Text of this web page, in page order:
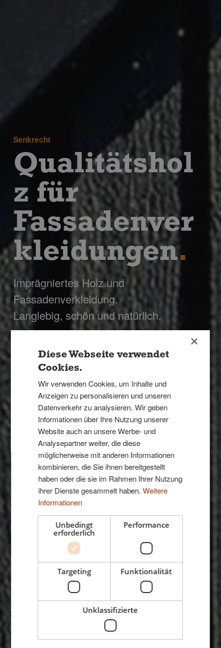
Senkrecht
Qualitätshol
z für
Fassadenver
kleidungen.
Imprägniertes Holz und
Fassadenverkleidung.
Langlebig, schön und natürlich.
×
Diese Webseite verwendet
Cookies.
Wir verwenden Cookies, um Inhalte und
Anzeigen zu personalisieren und unseren
Datenverkehr zu analysieren. Wir geben
Informationen über Ihre Nutzung unserer
Website auch an unsere Werbe- und
Analysepartner weiter, die diese
möglicherweise mit anderen Informationen
kombinieren, die Sie ihnen bereitgestellt
haben oder die sie im Rahmen Ihrer Nutzung
ihrer Dienste gesammelt haben.Weitere
Informationen
Unbedingt
erforderlich
Performance
Targeting Funktionalität
Unklassifizierte